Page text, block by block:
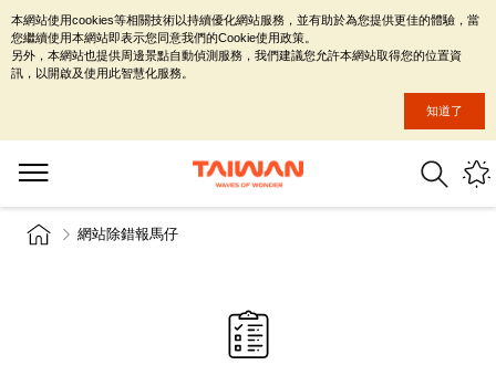
網站除錯報馬仔
本網站使用cookies等相關技術以持續優化網站服務，並有助於為您提供更佳的體驗，當
您繼續使用本網站即表示您同意我們的Cookie使用政策。
另外，本網站也提供周邊景點自動偵測服務，我們建議您允許本網站取得您的位置資
訊，以開啟及使用此智慧化服務。
知道了